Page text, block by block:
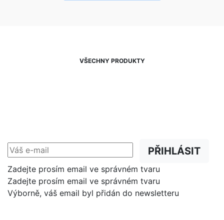
VŠECHNY PRODUKTY
PŘIHLÁSIT
Zadejte prosím email ve správném tvaru
Zadejte prosím email ve správném tvaru
Výborně, váš email byl přidán do newsletteru